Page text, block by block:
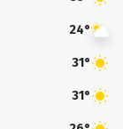
24°
31°
31°